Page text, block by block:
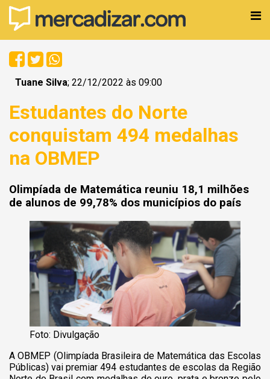
Tuane Silva; 22/12/2022 às 09:00
Estudantes do Norte
conquistam 494 medalhas
na OBMEP
Olimpíada de Matemática reuniu 18,1 milhões
de alunos de 99,78% dos municípios do país
Foto: Divulgação
A OBMEP (Olimpíada Brasileira de Matemática das Escolas
Públicas) vai premiar 494 estudantes de escolas da Região